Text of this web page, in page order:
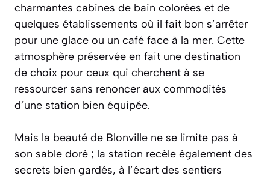
charmantes cabines de bain colorées et de
quelques établissements où il fait bon s’arrêter
pour une glace ou un café face à la mer. Cette
atmosphère préservée en fait une destination
de choix pour ceux qui cherchent à se
ressourcer sans renoncer aux commodités
d’une station bien équipée.
Mais la beauté de Blonville ne se limite pas à
son sable doré ; la station recèle également des
secrets bien gardés, à l’écart des sentiers